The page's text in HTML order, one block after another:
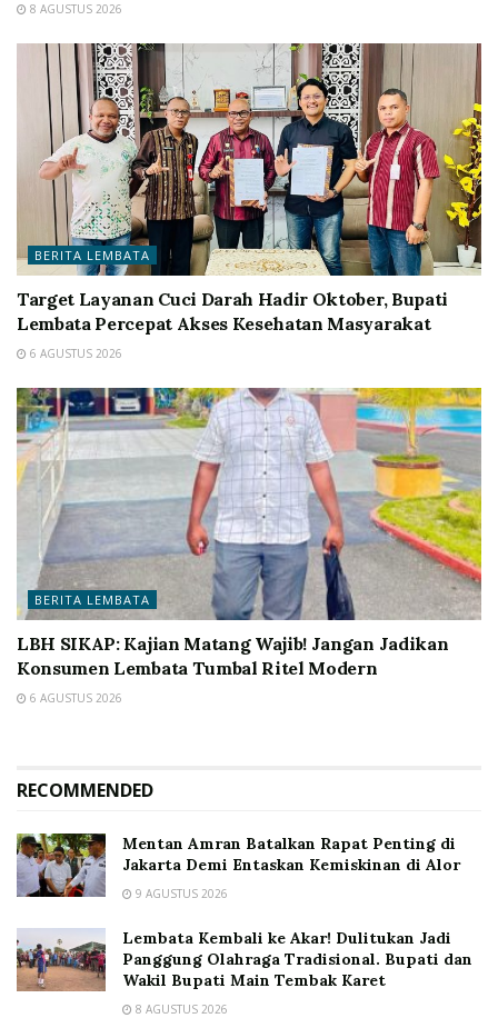
8 AGUSTUS 2026
BERITA LEMBATA
Target Layanan Cuci Darah Hadir Oktober, Bupati
Lembata Percepat Akses Kesehatan Masyarakat
6 AGUSTUS 2026
BERITA LEMBATA
LBH SIKAP: Kajian Matang Wajib! Jangan Jadikan
Konsumen Lembata Tumbal Ritel Modern
6 AGUSTUS 2026
RECOMMENDED
Mentan Amran Batalkan Rapat Penting di
Jakarta Demi Entaskan Kemiskinan di Alor
9 AGUSTUS 2026
Lembata Kembali ke Akar! Dulitukan Jadi
Panggung Olahraga Tradisional. Bupati dan
Wakil Bupati Main Tembak Karet
8 AGUSTUS 2026